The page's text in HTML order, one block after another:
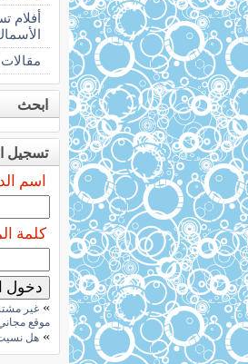
أفلام
ابحث
تسجيل
اسم
كلمة
» غير
موقع
» هل